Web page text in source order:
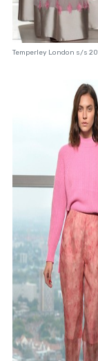
Temperley London s/s